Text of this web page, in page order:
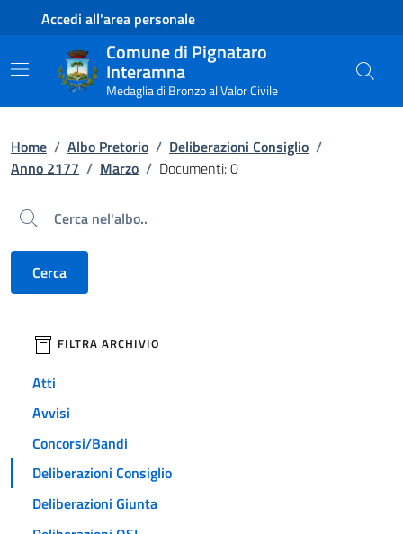
Contenuto principale
Piede di paginaAccedi all'area personale
Comune di Pignataro
Interamna
Medaglia di Bronzo al Valor Civile
Home / Albo Pretorio / Deliberazioni Consiglio /
Anno 2177 / Marzo / Documenti: 0
Cerca
Cerca
filtri da applicare
FILTRA ARCHIVIO
Atti
Avvisi
Concorsi/Bandi
Deliberazioni Consiglio
Deliberazioni Giunta